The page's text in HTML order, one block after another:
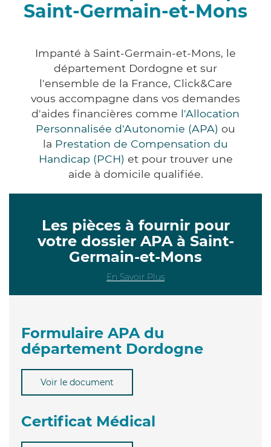
Saint-Germain-et-Mons
Impanté à Saint-Germain-et-Mons, le
département Dordogne et sur
l'ensemble de la France, Click&Care
vous accompagne dans vos demandes
d'aides financières comme l'Allocation
Personnalisée d'Autonomie (APA) ou
la Prestation de Compensation du
Handicap (PCH) et pour trouver une
aide à domicile qualifiée.
Les pièces à fournir pour
votre dossier APA à Saint-
Germain-et-Mons
En Savoir Plus
Formulaire APA du
département Dordogne
Voir le document
Certificat Médical